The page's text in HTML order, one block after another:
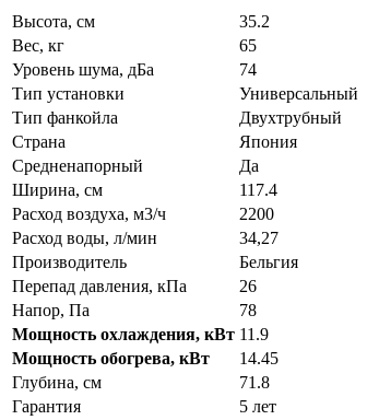
Высота, см
35.2
Вес, кг
65
Уровень шума, дБа
74
Тип установки
Универсальный
Тип фанкойла
Двухтрубный
Страна
Япония
Средненапорный
Да
Ширина, см
117.4
Расход воздуха, м3/ч
2200
Расход воды, л/мин
34,27
Производитель
Бельгия
Перепад давления, кПа
26
Напор, Па
78
Мощность охлаждения, кВт 11.9
Мощность обогрева, кВт
14.45
Глубина, см
71.8
Гарантия
5 лет